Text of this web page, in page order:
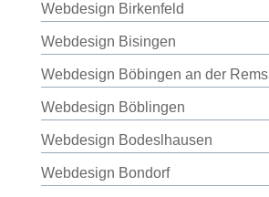
Webdesign Birkenfeld
Webdesign Bisingen
Webdesign Böbingen an der Rems
Webdesign Böblingen
Webdesign Bodeslhausen
Webdesign Bondorf